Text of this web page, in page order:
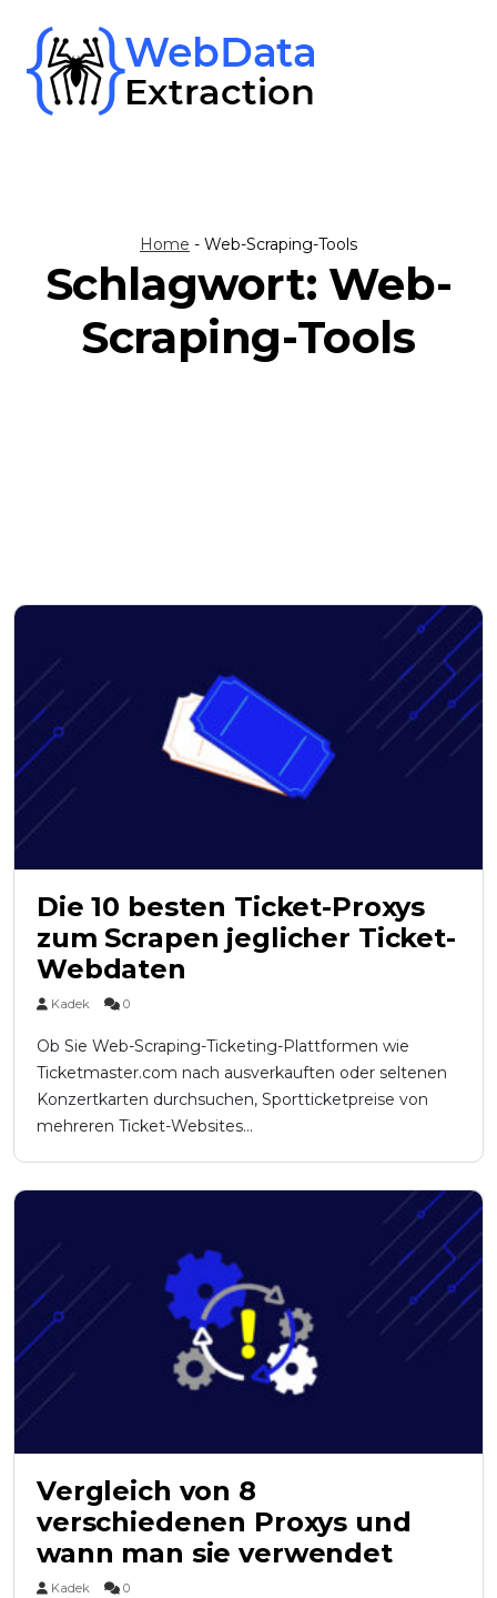
content
Home - Web-Scraping-Tools
Schlagwort: Web-
Scraping-Tools
Die 10 besten Ticket-Proxys
zum Scrapen jeglicher Ticket-
Webdaten
Kadek 0
Ob Sie Web-Scraping-Ticketing-Plattformen wie
Ticketmaster.com nach ausverkauften oder seltenen
Konzertkarten durchsuchen, Sportticketpreise von
mehreren Ticket-Websites...
Vergleich von 8
verschiedenen Proxys und
wann man sie verwendet
Kadek 0